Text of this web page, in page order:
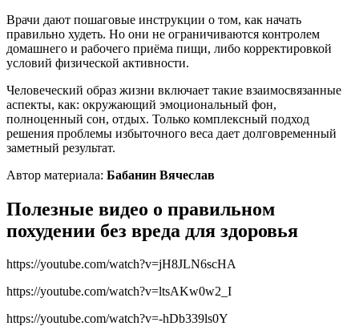
Врачи дают пошаговые инструкции о том, как начать
правильно худеть. Но они не ограничиваются контролем
домашнего и рабочего приёма пищи, либо корректировкой
условий физической активности.
Человеческий образ жизни включает такие взаимосвязанные
аспекты, как: окружающий эмоциональный фон,
полноценный сон, отдых. Только комплексный подход
решения проблемы избыточного веса дает долговременный
заметный результат.
Автор материала: Бабанин Вячеслав
Полезные видео о правильном
похудении без вреда для здоровья
https://youtube.com/watch?v=jH8JLN6scHA
https://youtube.com/watch?v=ltsAKw0w2_I
https://youtube.com/watch?v=-hDb339ls0Y